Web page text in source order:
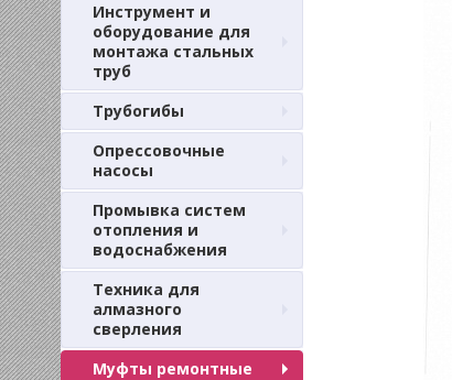
Инструмент и
оборудование для
монтажа стальных
труб
Трубогибы
Опрессовочные
насосы
Промывка систем
отопления и
водоснабжения
Техника для
алмазного
сверления
Муфты ремонтные